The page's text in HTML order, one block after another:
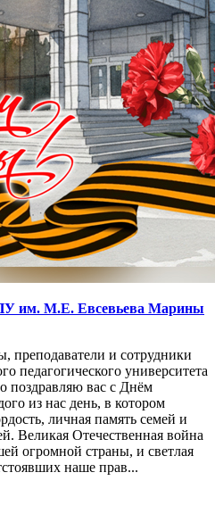
им. М.Е. Евсевьева Марины
преподаватели и сотрудники
педагогического университета
поздравляю вас с Днём
из нас день, в котором
личная память семей и
Великая Отечественная война
огромной страны, и светлая
наше прав...